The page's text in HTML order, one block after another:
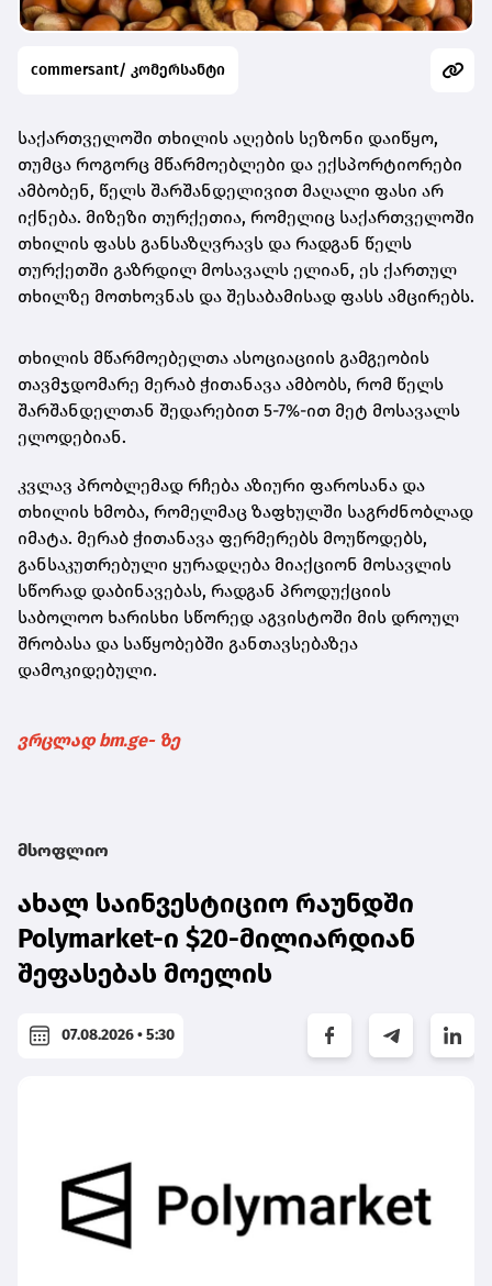
commersant/ კომერსანტი
საქართველოში თხილის აღების სეზონი დაიწყო,
თუმცა როგორც მწარმოებლები და ექსპორტიორები
ამბობენ, წელს შარშანდელივით მაღალი ფასი არ
იქნება. მიზეზი თურქეთია, რომელიც საქართველოში
თხილის ფასს განსაზღვრავს და რადგან წელს
თურქეთში გაზრდილ მოსავალს ელიან, ეს ქართულ
თხილზე მოთხოვნას და შესაბამისად ფასს ამცირებს.
თხილის მწარმოებელთა ასოციაციის გამგეობის
თავმჯდომარე მერაბ ჭითანავა ამბობს, რომ წელს
შარშანდელთან შედარებით 5-7%-ით მეტ მოსავალს
ელოდებიან.
კვლავ პრობლემად რჩება აზიური ფაროსანა და
თხილის ხმობა, რომელმაც ზაფხულში საგრძნობლად
იმატა. მერაბ ჭითანავა ფერმერებს მოუწოდებს,
განსაკუთრებული ყურადღება მიაქციონ მოსავლის
სწორად დაბინავებას, რადგან პროდუქციის
საბოლოო ხარისხი სწორედ აგვისტოში მის დროულ
შრობასა და საწყობებში განთავსებაზეა
დამოკიდებული.
ვრცლად bm.ge- ზე
მსოფლიო
ახალ საინვესტიციო რაუნდში
Polymarket-ი $20-მილიარდიან
შეფასებას მოელის
07.08.2026 • 5:30